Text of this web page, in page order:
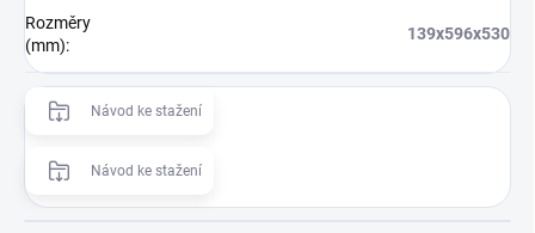
Rozměry
(mm):
139x596x530
Návod ke stažení
Návod ke stažení